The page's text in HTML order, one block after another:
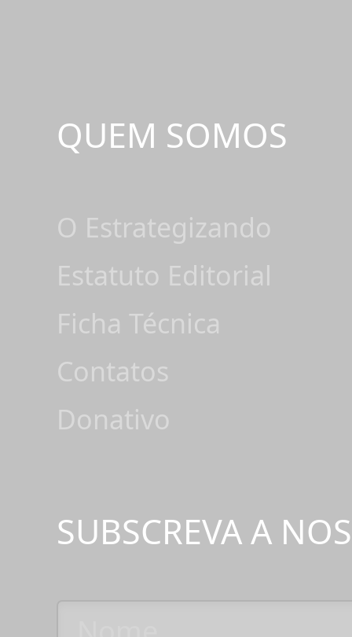
QUEM SOMOS
O Estrategizando
Estatuto Editorial
Ficha Técnica
Contatos
Donativo
SUBSCREVA A